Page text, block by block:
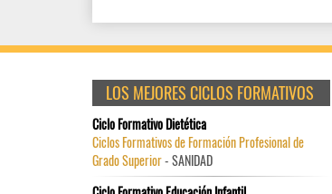
LOS MEJORES CICLOS FORMATIVOS
Ciclo Formativo Dietética
Ciclos Formativos de Formación Profesional de
Grado Superior- SANIDAD